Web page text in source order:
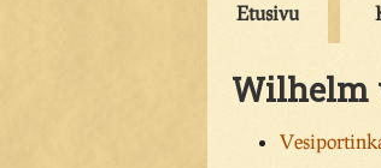
Etusivu
Wilhelm